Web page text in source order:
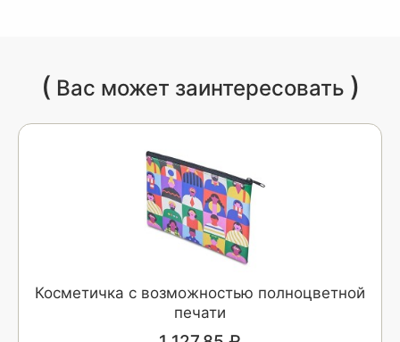
( Вас может заинтересовать )
Косметичка с возможностью полноцветной
печати